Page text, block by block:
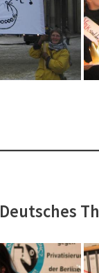
Deutsches